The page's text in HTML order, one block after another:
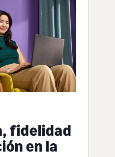
fidelidad
en la